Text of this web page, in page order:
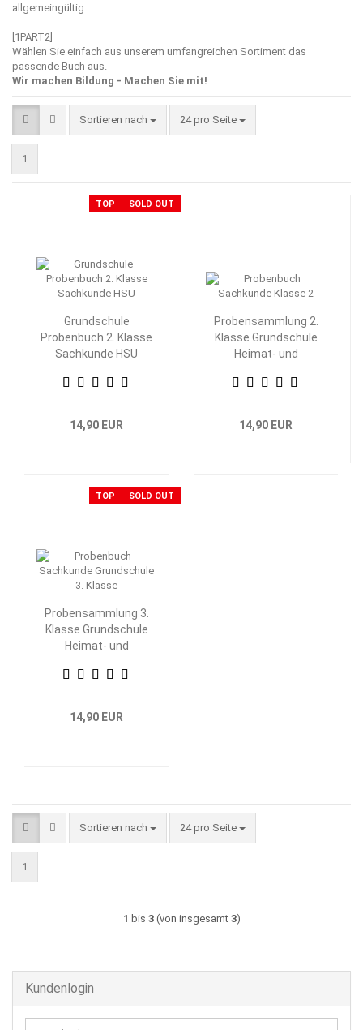
allgemeingültig.
[1PART2]
Wählen Sie einfach aus unserem umfangreichen Sortiment das
passende Buch aus.
Wir machen Bildung - Machen Sie mit!
Sortieren nach
Sortieren nach 24 pro Seite
pro Seite
1
TOP SOLD OUT
Grundschule
Probenbuch 2. Klasse
Sachkunde HSU
14,90 EUR
Probensammlung 2.
Klasse Grundschule
Heimat- und
14,90 EUR
TOP SOLD OUT
Probensammlung 3.
Klasse Grundschule
Heimat- und
14,90 EUR
Sortieren nach
Sortieren nach 24 pro Seite
pro Seite
1
1 bis 3(von insgesamt 3)
Kundenlogin